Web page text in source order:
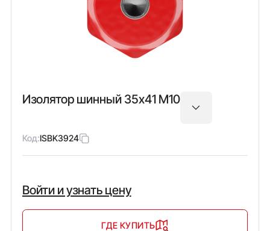
Изолятор шинный 35х41 М10
Код:ISBK3924
Войти и узнать цену
ГДЕ КУПИТЬ